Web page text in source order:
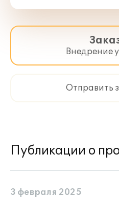
Внедрение
Отправить
Публикации о
3 февраля 2025